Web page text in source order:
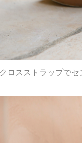
クロスストラップで